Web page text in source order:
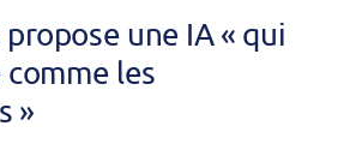
une IA « qui
les
»